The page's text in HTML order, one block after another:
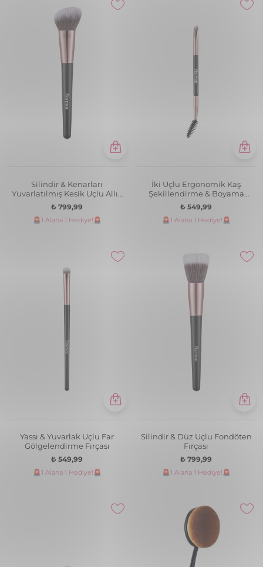
Silindir & Kenarları
Yuvarlatılmış Kesik Uçlu Allık
Fırçası
₺ 799,99
🚨1 Alana 1 Hediye!🚨
İki Uçlu Ergonomik Kaş
Şekillendirme & Boyama
Fırçası
₺ 549,99
🚨1 Alana 1 Hediye!🚨
Yassı & Yuvarlak Uçlu Far
Gölgelendirme Fırçası
₺ 549,99
🚨1 Alana 1 Hediye!🚨
Silindir & Düz Uçlu Fondöten
Fırçası
₺ 799,99
🚨1 Alana 1 Hediye!🚨